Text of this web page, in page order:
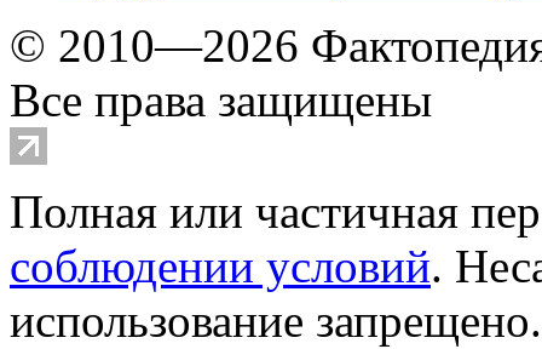
© 2010—2026
Все права защищены
Полная или частичная
соблюдении условий.
использование